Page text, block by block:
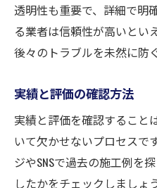
透明性も重要で、詳細で明
る業者は信頼性が高いとい
後々のトラブルを未然に防
実績と評価の確認方法
実績と評価を確認すること
いて欠かせないプロセスで
ジやSNSで過去の施工例を
したかをチェックしましょ